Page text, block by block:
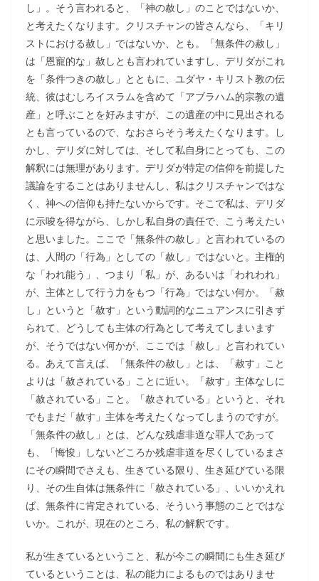
し」。そう言われると、「神の赦し」のことではないか、
と考えたくなります。クリスチャンの皆さんなら、「キリ
ストにおける赦し」ではないか、とも。「無条件の赦し」
は「恩寵的な」赦しとも言われていますし、デリダがこれ
を「条件つきの赦し」とともに、ユダヤ・キリスト教の伝
統、彼はむしろイスラムを含めて「アブラハム的宗教の遺
産」と呼ぶことを好みますが、この遺産の中に見出される
とも言っているので、なおさらそう考えたくなります。し
かし、デリダに対しては、そして私自身にとっても、この
解釈には無理があります。デリダが特定の信仰を前提した
議論をすることはありませんし、私はクリスチャンではな
く、神への信仰も持たないからです。そこで私は、デリダ
に示唆を得ながら、しかし私自身の責任で、こう考えたい
と思いました。ここで「無条件の赦し」と言われているの
は、人間の「行為」としての「赦し」ではないと。主権的
な「われ能う」、つまり「私」が、あるいは「われわれ」
が、主体として行う力をもつ「行為」ではない何か。「赦
し」というと「赦す」という動詞的なニュアンスに引きず
られて、どうしても主体の行為として考えてしまいます
が、そうではない何かが、ここでは「赦し」と言われてい
る。あえて言えば、「無条件の赦し」とは、「赦す」こと
よりは「赦されている」ことに近い。「赦す」主体なしに
「赦されている」こと。「赦されている」というと、それ
でもまだ「赦す」主体を考えたくなってしまうのですが。
「無条件の赦し」とは、どんな残虐非道な罪人であって
も、「悔悛」しないどころか残虐非道を尽くしているまさ
にその瞬間でさえも、生きている限り、生き延びている限
り、その生自体は無条件に「赦されている」、いいかえれ
ば、無条件に肯定されている、そういう事態のことではな
いか。これが、現在のところ、私の解釈です。
私が生きているということ、私が今この瞬間にも生き延び
ているということは、私の能力によるものではありませ